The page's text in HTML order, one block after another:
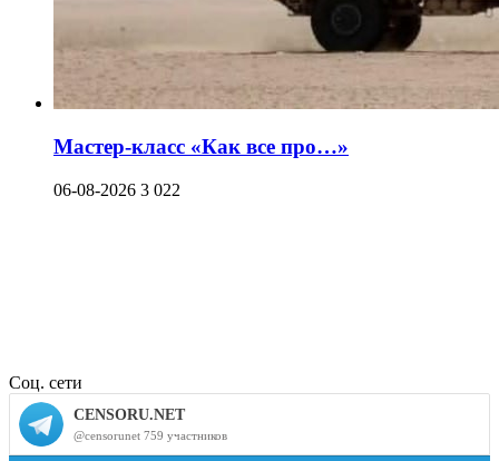
Мастер-класс «Как все про…»
06-08-2026 3 022
Соц. сети